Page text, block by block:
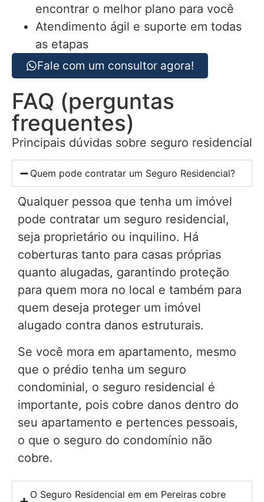
encontrar o melhor plano para você
Atendimento ágil e suporte em todas
as etapas
Fale com um consultor agora!
FAQ (perguntas
frequentes)
Principais dúvidas sobre seguro residencial
Quem pode contratar um Seguro Residencial?
Qualquer pessoa que tenha um imóvel
pode contratar um seguro residencial,
seja proprietário ou inquilino. Há
coberturas tanto para casas próprias
quanto alugadas, garantindo proteção
para quem mora no local e também para
quem deseja proteger um imóvel
alugado contra danos estruturais.
Se você mora em apartamento, mesmo
que o prédio tenha um seguro
condominial, o seguro residencial é
importante, pois cobre danos dentro do
seu apartamento e pertences pessoais,
o que o seguro do condomínio não
cobre.
O Seguro Residencial em em Pereiras cobre